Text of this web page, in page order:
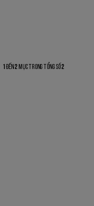
1 đến 2 mục trong tổng số 2